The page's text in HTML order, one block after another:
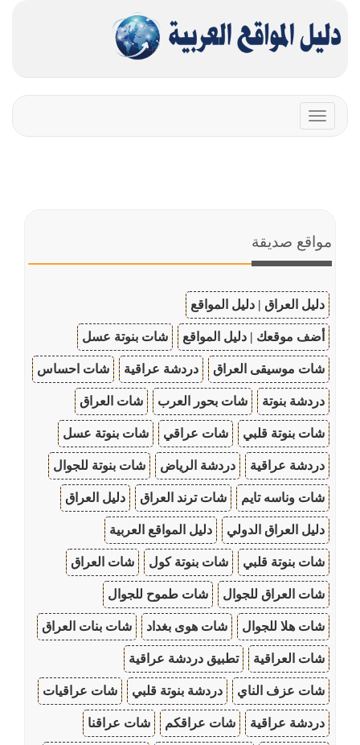
Toggle
navigation
مواقع صديقة
دليل العراق | دليل المواقع
أضف موقعك | دليل المواقع شات بنوتة عسل
شات موسيقى العراق دردشة عراقية شات احساس
دردشة بنوتة شات بحور العرب شات العراق
شات بنوتة قلبي شات عراقي شات بنوتة عسل
دردشة عراقية دردشة الرياض شات بنوتة للجوال
شات وناسه تايم شات ترند العراق دليل العراق
دليل العراق الدولي دليل المواقع العربية
شات بنوتة قلبي شات بنوتة كول شات العراق
شات العراق للجوال شات طموح للجوال
شات هلا للجوال شات هوى بغداد شات بنات العراق
شات العراقية تطبيق دردشة عراقية
شات عزف الناي دردشة بنوتة قلبي شات عراقيات
دردشة عراقية شات عراقكم شات عراقنا